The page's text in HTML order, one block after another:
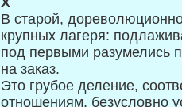
В старой,
крупных лагеря:
под первыми разу­мелись
на заказ.
Это грубое деление,
отношени­ям, безусловно